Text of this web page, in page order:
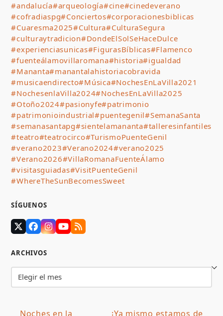
#andalucía#arqueología#cine#cinedeverano
#cofradiaspg#Conciertos#corporacionesbiblicas
#Cuaresma2025#Cultura#CulturaSegura
#culturaytradicion#DondeElSolSeHaceDulce
#experienciasunicas#FigurasBíblicas#Flamenco
#fuenteálamovillaromana#historia#igualdad
#Mananta#manantalahistoriacobravida
#musicaendirecto#Música#NochesEnLaVilla2021
#NochesenlaVilla2024#NochesEnLaVilla2025
#Otoño2024#pasionyfe#patrimonio
#patrimonioindustrial#puentegenil#SemanaSanta
#semanasantapg#sientelamananta#talleresinfantiles
#teatro#teatrocirco#TurismoPuenteGenil
#verano2023#Verano2024#verano2025
#Verano2026#VillaRomanaFuenteÁlamo
#visitasguiadas#VisitPuenteGenil
#WhereTheSunBecomesSweet
SÍGUENOS
TwitterFacebook
Instagram
YouTube
RSS
ARCHIVOS
Archivos
Noches en la ¡Ya mismo estamos de